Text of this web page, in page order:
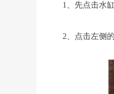
1、先点击水
2、点击左侧